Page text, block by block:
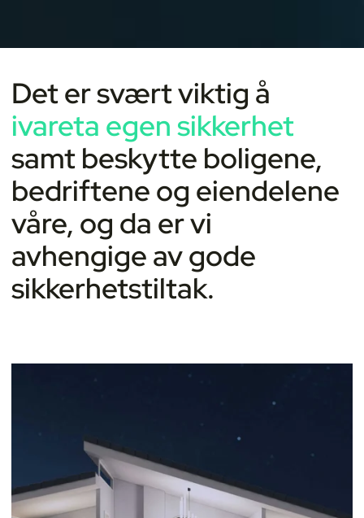
Det er svært viktig å
ivareta egen sikkerhet
samt beskytte boligene,
bedriftene og eiendelene
våre, og da er vi
avhengige av gode
sikkerhetstiltak.